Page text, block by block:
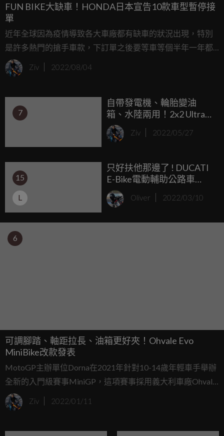
FUN BIKE大缺車！HONDA日本宣告10款車型暫停接
單
近年全球因為疫情導致各大車廠都有缺車的狀況出現，特別
是許多熱門的搶手車款，下訂單之後要等車等個半年一年都
時有耳聞，近日HONDA日本更是直接宣告將暫停10款車型
的接單，主因就是全球的疫情搗亂、貨運卡關以及缺晶片所
Ziv 2022/08/04
7
自帶發電機、輪胎變油
箱、水陸兩用！2x2 Ultra
Bike 新創公司打造電動越
野車
Ziv 2022/05/27
15
L
只好扶他那邊了 ! DUCATI
E-Bike電動輔助公路車
「FUTA」亮相
Oliver 2022/03/10
6
可調腳踏、軸距拉長、油箱更好夾！Ohvale Evo
MiniBike改款發表
MotoGP主辦單位Dorna在2021年針對10-14歲年輕車手舉辦
全新的入門級賽事MiniGP，這項賽事採用義大利車廠Ohvale
打造的Ohvale GP-0 160 Mini Bike賽車，隨著2021賽季的結
束，Ohvale也在2022年初針對旗下車款推出小改款升級。
Ziv 2022/01/11